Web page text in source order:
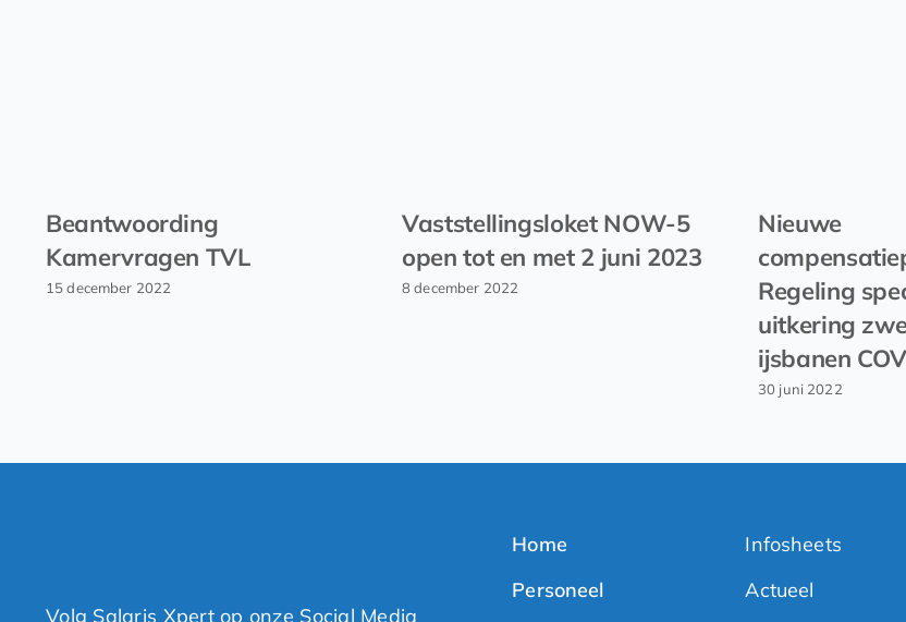
Beantwoording
Kamervragen TVL
15 december 2022
Vaststellingsloket NOW-5
open tot en met 2 juni 2023
8 december 2022
Nieuwe
Regeling
uitkering
ijsbanen
30 juni 2022
Volg Salaris Xpert op onze Social Media
Home
Personeel
Infosheets
Actueel